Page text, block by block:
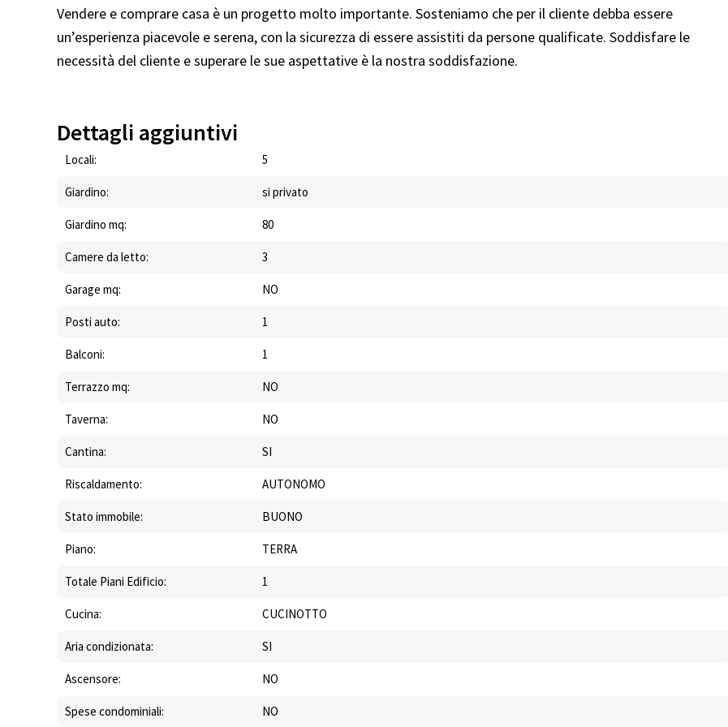
Vendere e comprare casa è un progetto molto importante. Sosteniamo che per il cliente debba essere
un’esperienza piacevole e serena, con la sicurezza di essere assistiti da persone qualificate. Soddisfare le
necessità del cliente e superare le sue aspettative è la nostra soddisfazione.
Dettagli aggiuntivi
Locali: 5
Giardino: si privato
Giardino mq: 80
Camere da letto: 3
Garage mq: NO
Posti auto: 1
Balconi: 1
Terrazzo mq: NO
Taverna: NO
Cantina: SI
Riscaldamento: AUTONOMO
Stato immobile: BUONO
Piano: TERRA
Totale Piani Edificio: 1
Cucina: CUCINOTTO
Aria condizionata: SI
Ascensore: NO
Spese condominiali: NO